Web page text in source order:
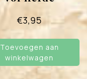
€3,95
Toevoegen aan
winkelwagen